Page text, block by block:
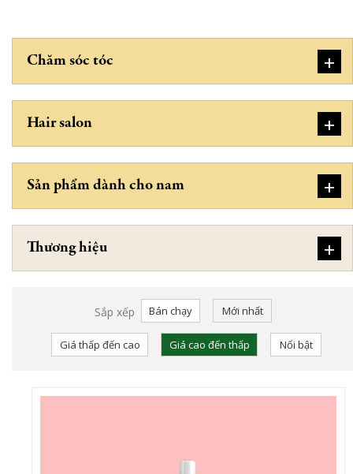
Chăm sóc tóc +
Hair salon +
Sản phẩm dành cho nam +
Thương hiệu +
Sắp xếp Bán chạy Mới nhất
Giá thấp đến cao Giá cao đến thấp Nổi bật